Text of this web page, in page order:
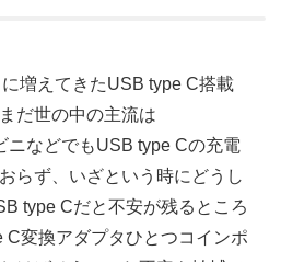
増えてきたUSB type C搭載
だ世の中の主流は
ニなどでもUSB type Cの充電
らず、いざという時にどうし
type Cだと不安が残るところ
C変換アダプタひとつコインポ